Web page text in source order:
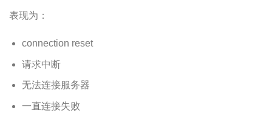
表现为：
connection reset
请求中断
无法连接服务器
一直连接失败